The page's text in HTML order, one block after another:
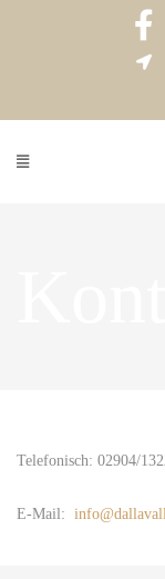
Telefonisch: 02904/
E-Mail: